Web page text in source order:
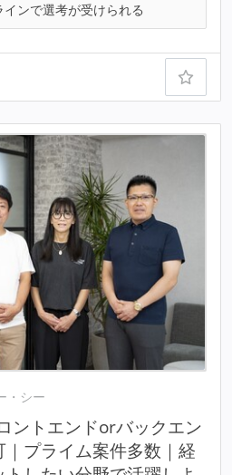
インで選考が受けられる
・シー
ントエンドorバックエン
プライム案件多数｜経